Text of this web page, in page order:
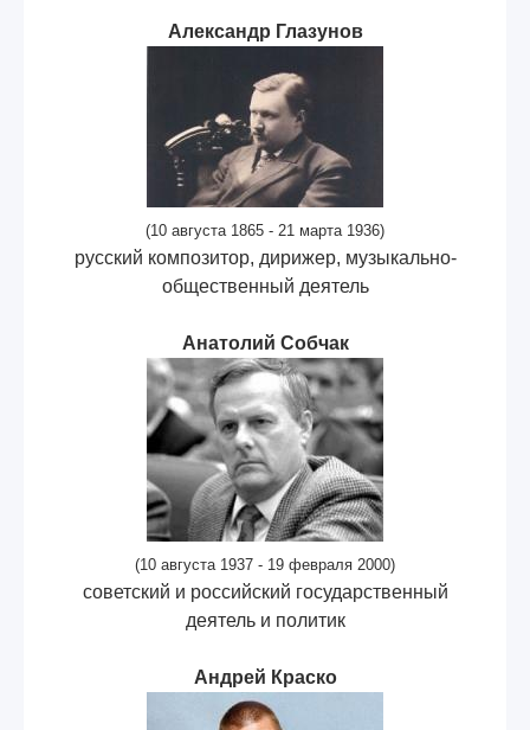
Александр Глазунов
(10 августа 1865 - 21 марта 1936)
русский композитор, дирижер, музыкально-
общественный деятель
Анатолий Собчак
(10 августа 1937 - 19 февраля 2000)
советский и российский государственный
деятель и политик
Андрей Краско